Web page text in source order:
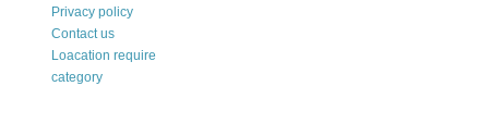
Privacy policy
Contact us
Loacation require
category